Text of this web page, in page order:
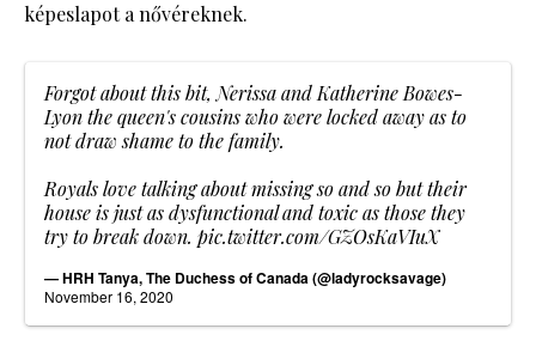
képeslapot a nővéreknek.
Forgot about this bit, Nerissa and Katherine Bowes-
Lyon the queen's cousins who were locked away as to
not draw shame to the family.
Royals love talking about missing so and so but their
house is just as dysfunctional and toxic as those they
try to break down. pic.twitter.com/GZOsKaVIuX
— HRH Tanya, The Duchess of Canada (@ladyrocksavage)
November 16, 2020